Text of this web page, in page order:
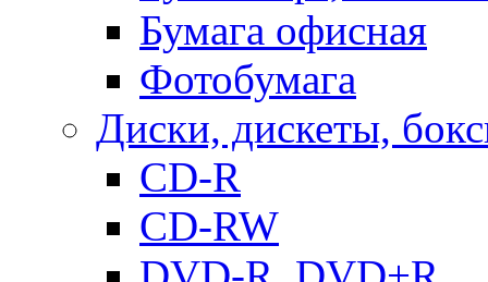
Бумага офисная
Фотобумага
Диски, дискеты,
CD-R
CD-RW